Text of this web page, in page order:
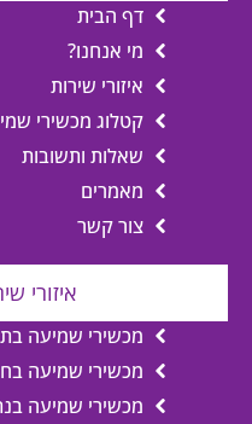
דף הבית
מי אנחנו?
איזורי שירות
קטלוג מכשירי
שאלות ותשובות
מאמרים
צור קשר
איזורי
מכשירי שמיעה
מכשירי שמיעה
מכשירי שמיעה